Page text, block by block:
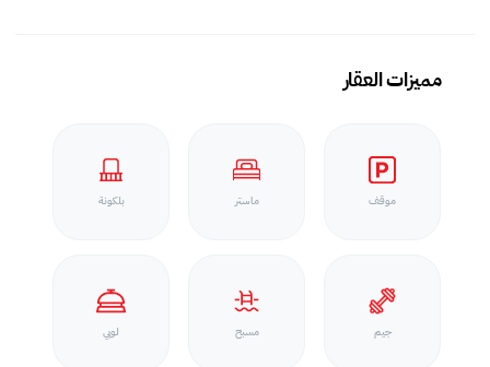
مميزات العقار
موقف ماستر بلكونة
جيم مسبح لوبي